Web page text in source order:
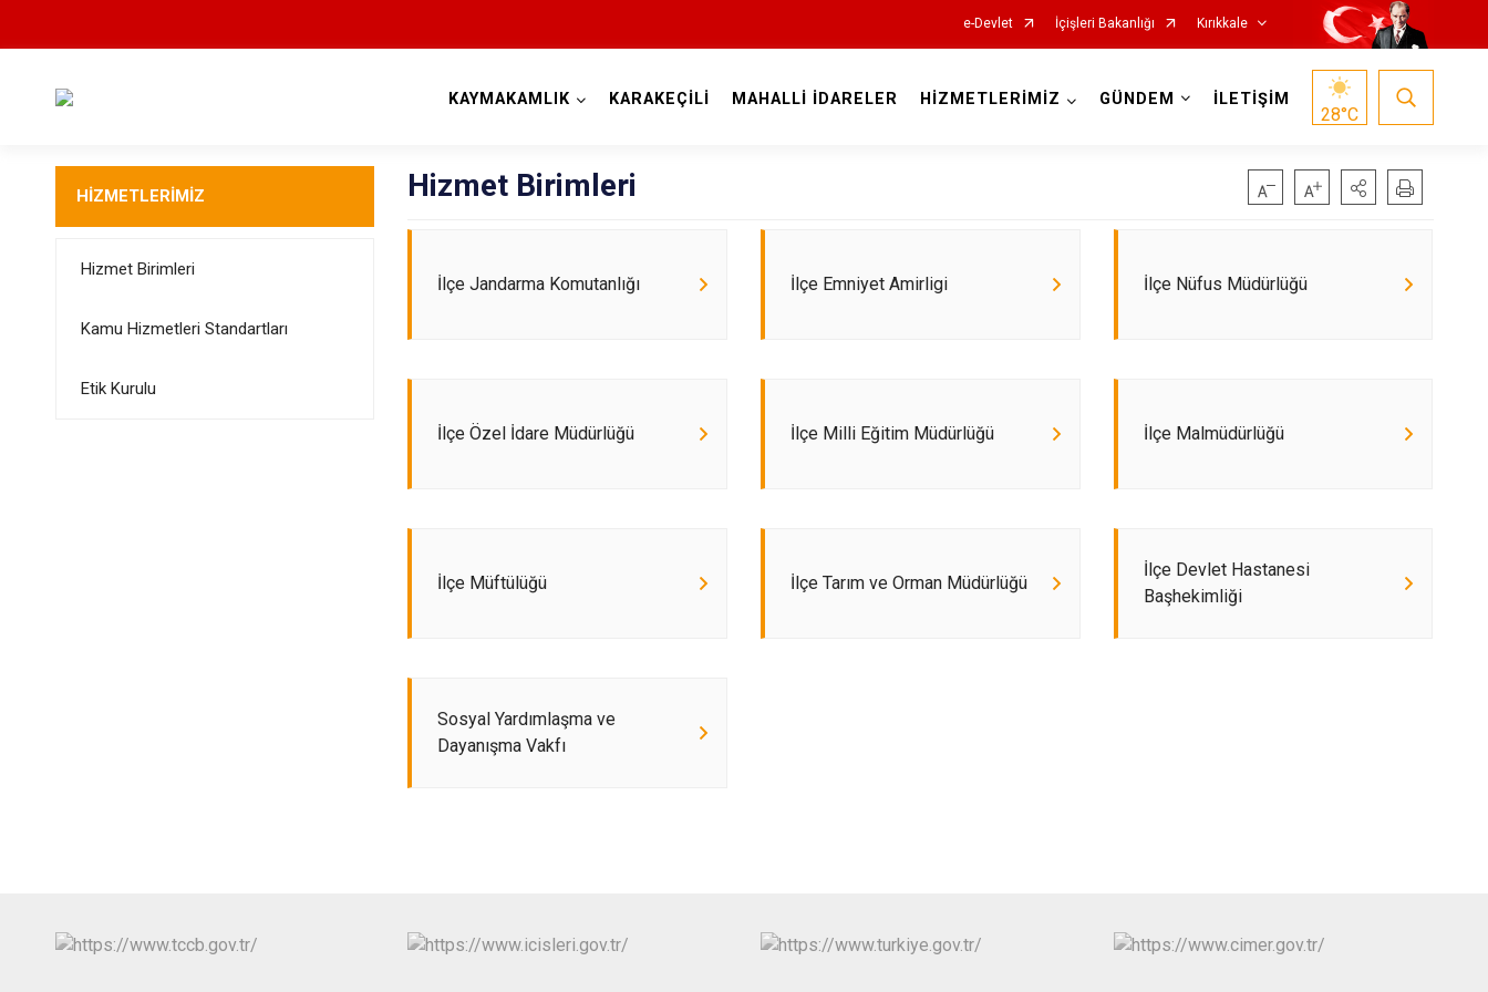
e-Devlet İçişleri Bakanlığı Kırıkkale
Delice
Yahşihan
KAYMAKAMLIK KARAKEÇİLİ MAHALLİ İDARELER HİZMETLERİMİZ GÜNDEM İLETİŞİM
28°C
HİZMETLERİMİZ
Hizmet Birimleri
Kamu Hizmetleri Standartları
Etik Kurulu
Hizmet Birimleri
İlçe Jandarma Komutanlığı İlçe Emniyet Amirligi İlçe Nüfus Müdürlüğü
İlçe Özel İdare Müdürlüğü İlçe Milli Eğitim Müdürlüğü İlçe Malmüdürlüğü
İlçe Müftülüğü İlçe Tarım ve Orman Müdürlüğü
İlçe Devlet Hastanesi
Başhekimliği
Sosyal Yardımlaşma ve
Dayanışma Vakfı